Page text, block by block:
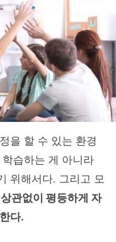
을 할 수 있는 환경
습하는 게 아니라
위해서다. 그리고 모
관없이 평등하게 자
다.